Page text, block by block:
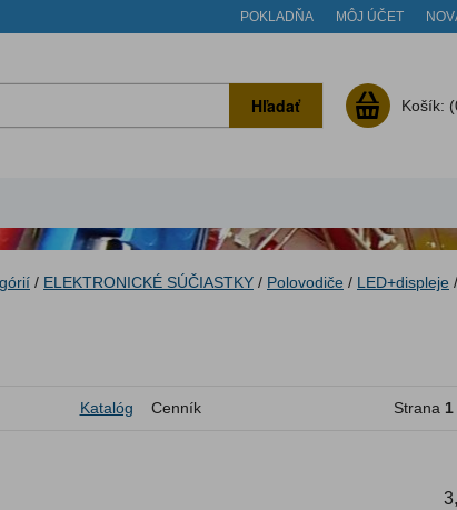
POKLADŇA MÔJ ÚČET
Hľadať Košík:
/ ELEKTRONICKÉ SÚČIASTKY / Polovodiče / LED+displeje /
Katalóg Cenník Strana 1